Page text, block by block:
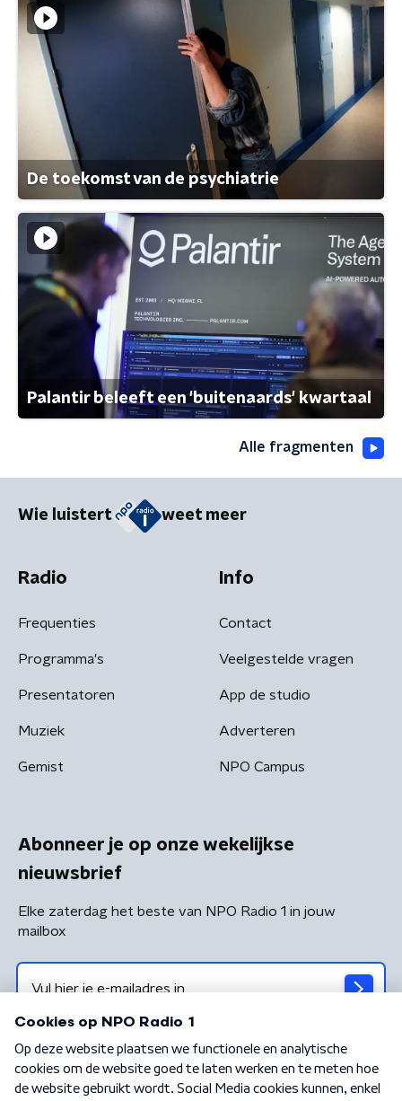
De toekomst van de psychiatrie
Palantir beleeft een 'buitenaards' kwartaal
Alle fragmenten
Wie luistert weet meer
Radio
Frequenties
Programma's
Presentatoren
Muziek
Gemist
Info
Contact
Veelgestelde vragen
App de studio
Adverteren
NPO Campus
Abonneer je op onze wekelijkse
nieuwsbrief
Elke zaterdag het beste van NPO Radio 1 in jouw
mailbox